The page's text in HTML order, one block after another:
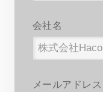
会社名
メールアドレス